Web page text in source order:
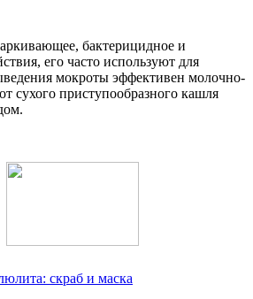
бактерицидное и
его часто используют для
мокроты эффективен молочно-
сухого приступообразного кашля
скраб и маска